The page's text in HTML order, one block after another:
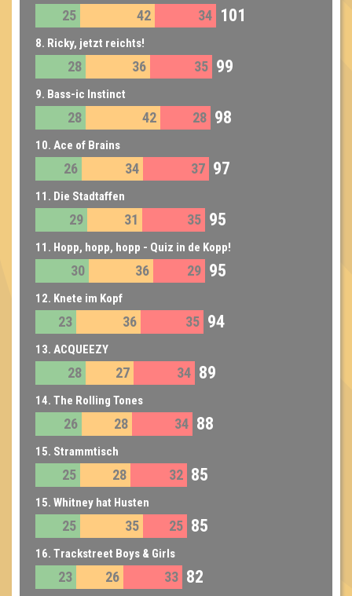
25 42 34 101
8. Ricky, jetzt reichts!
28 36 35 99
9. Bass-ic Instinct
28 42 28 98
10. Ace of Brains
26 34 37 97
11. Die Stadtaffen
29 31 35 95
11. Hopp, hopp, hopp - Quiz in de Kopp!
30 36 29 95
12. Knete im Kopf
23 36 35 94
13. ACQUEEZY
28 27 34 89
14. The Rolling Tones
26 28 34 88
15. Strammtisch
25 28 32 85
15. Whitney hat Husten
25 35 25 85
16. Trackstreet Boys & Girls
23 26 33 82